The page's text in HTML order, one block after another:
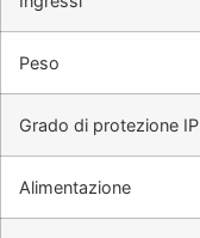
Peso
Grado di protezione IP
Alimentazione